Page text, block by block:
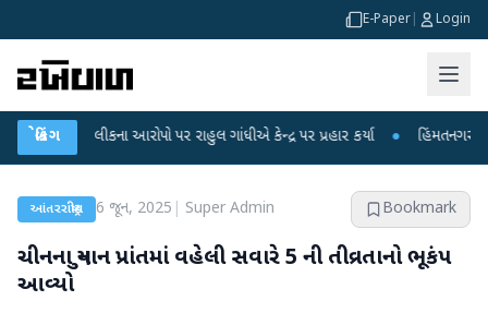
E-Paper Login
બ્રેકિંગ
લીકના આરોપો પર રાહુલ ગાંધીએ કેન્દ્ર પર પ્રહાર કર્યા ● હિંમતનગરમાં રહસ્યમય
આંતરરાષ્ટ્રીય 6 જૂન, 2025 Super Admin Bookmark
ચીનના યુનાન પ્રાંતમાં વહેલી સવારે 5 ની તીવ્રતાનો ભૂકંપ
આવ્યો